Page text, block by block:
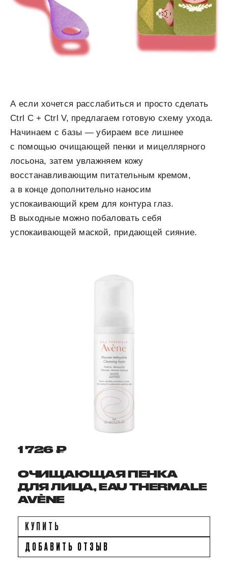
А если хочется расслабиться и просто сделать
Ctrl C + Ctrl V, предлагаем готовую схему ухода.
Начинаем с базы — убираем все лишнее
с помощью очищающей пенки и мицеллярного
лосьона, затем увлажняем кожу
восстанавливающим питательным кремом,
а в конце дополнительно наносим
успокаивающий крем для контура глаз.
В выходные можно побаловать себя
успокаивающей маской, придающей сияние.
1 726 ₽
ОЧИЩАЮЩАЯ ПЕНКА
ДЛЯ ЛИЦА, EAU THERMALE
AVÈNE
КУПИТЬ
ДОБАВИТЬ ОТЗЫВ